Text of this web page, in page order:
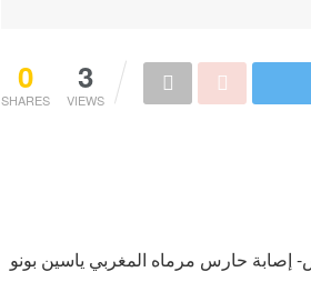
0
SHARES
3
VIEWS
إصابة حارس مرماه المغربي ياسين بونو